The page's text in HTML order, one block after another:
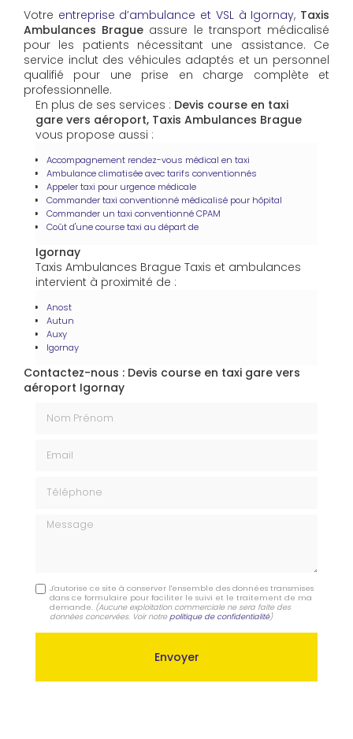
Votre entreprise d’ambulance et VSL à Igornay, Taxis
Ambulances Brague assure le transport médicalisé
pour les patients nécessitant une assistance. Ce
service inclut des véhicules adaptés et un personnel
qualifié pour une prise en charge complète et
professionnelle.
En plus de ses services : Devis course en taxi
gare vers aéroport, Taxis Ambulances Brague
vous propose aussi :
Accompagnement rendez-vous médical en taxi
Ambulance climatisée avec tarifs conventionnés
Appeler taxi pour urgence médicale
Commander taxi conventionné médicalisé pour hôpital
Commander un taxi conventionné CPAM
Coût d'une course taxi au départ de
Igornay
Taxis Ambulances Brague Taxis et ambulances
intervient à proximité de :
Anost
Autun
Auxy
Igornay
Contactez-nous : Devis course en taxi gare vers
aéroport Igornay
Message
J'autorise ce site à conserver l'ensemble des données transmises
dans ce formulaire pour faciliter le suivi et le traitement de ma
demande. (Aucune exploitation commerciale ne sera faite des
données concervées. Voir notre politique de confidentialité)